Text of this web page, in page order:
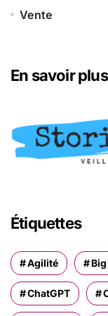
Vente
En savoir
Étiquettes
Agilité
ChatGPT